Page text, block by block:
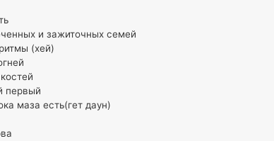
и зажиточных семей
(хей)
первый
маза есть(гет даун)